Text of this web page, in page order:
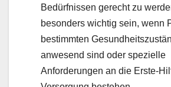
Bedürfnissen gerecht zu
besonders wichtig sein, wenn
bestimmten
anwesend sind oder spezielle
Anforderungen an die Erste-